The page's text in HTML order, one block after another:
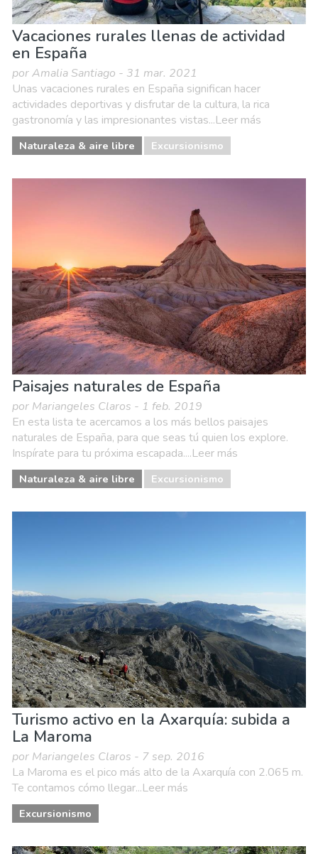
Vacaciones rurales llenas de actividad
en España
por Amalia Santiago - 31 mar. 2021
Unas vacaciones rurales en España significan hacer
actividades deportivas y disfrutar de la cultura, la rica
gastronomía y las impresionantes vistas...Leer más
Naturaleza & aire libre Excursionismo
Paisajes naturales de España
por Mariangeles Claros - 1 feb. 2019
En esta lista te acercamos a los más bellos paisajes
naturales de España, para que seas tú quien los explore.
Inspírate para tu próxima escapada....Leer más
Naturaleza & aire libre Excursionismo
Turismo activo en la Axarquía: subida a
La Maroma
por Mariangeles Claros - 7 sep. 2016
La Maroma es el pico más alto de la Axarquía con 2.065 m.
Te contamos cómo llegar...Leer más
Excursionismo